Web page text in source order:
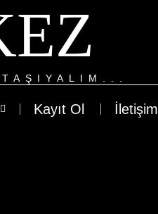
Kayıt Ol İletişim